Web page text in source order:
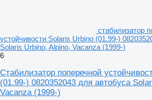
стабилизатор
устойчивости Solaris Urbino (01.99-)
Solaris Urbino, Alpino, Vacanza (1999-)
6
Стабилизатор поперечной
(01.99-) 0820352043 для автобуса
Vacanza (1999-)